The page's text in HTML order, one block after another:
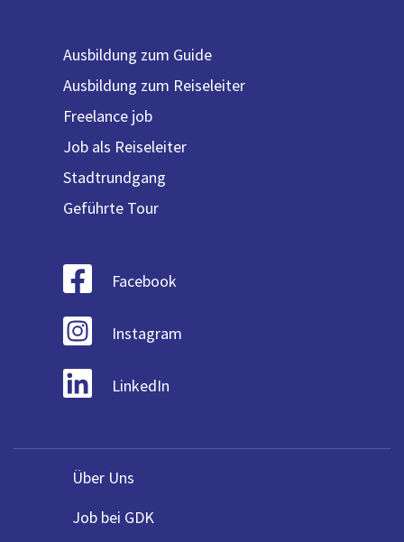
Ausbildung zum Guide
Ausbildung zum Reiseleiter
Freelance job
Job als Reiseleiter
Stadtrundgang
Geführte Tour
Facebook
Instagram
LinkedIn
Über Uns
Job bei GDK